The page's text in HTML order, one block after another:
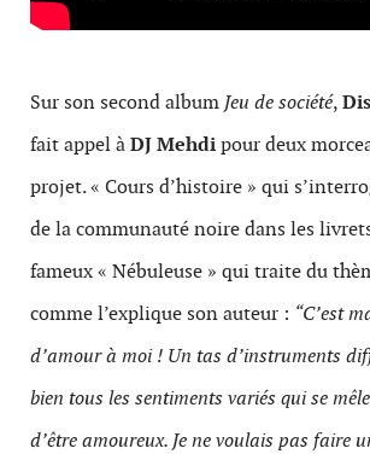
Sur son second album Jeu de société,
fait appel àDJ Mehdipour deux
projet. « Cours d’histoire » qui
de la communauté noire dans les
fameux « Nébuleuse » qui traite du
comme l’explique son auteur : “C’est
d’amour à moi ! Un tas d’instruments
bien tous les sentiments variés qui se
d’être amoureux. Je ne voulais pas faire